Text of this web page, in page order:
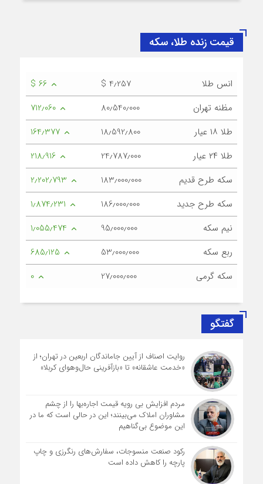
قیمت زنده طلا، سکه
انس طلا $ 4٫257
$ 66
مظنه تهران
80٫540٫000
712٫060
طلا ۱۸ عیار
18٫592٫800
164٫377
طلا ۲۴ عیار
24٫787٫000
218٫916
سکه طرح قدیم
183٫000٫000
2٫202٫793
سکه طرح جدید
186٫000٫000
1٫874٫231
نیم سکه
95٫000٫000
1٫055٫474
ربع سکه
53٫000٫000
685٫125
سکه گرمی
27٫000٫000 0
گفتگو
روایت اصناف از آیین جاماندگان اربعین در تهران؛ از
«خدمت عاشقانه» تا «بازآفرینی حال‌وهوای کربلا»
مردم افزایش بی رویه قیمت اجاره‌بها را از چشم
مشاوران املاک می‌بینند؛ این در حالی است که ما در
این موضوع بی‌گناهیم
رکود صنعت منسوجات، سفارش‌های رنگرزی و چاپ
پارچه را کاهش داده است